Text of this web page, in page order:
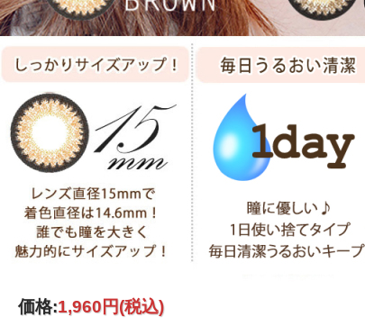
価格:1,960円(税込)